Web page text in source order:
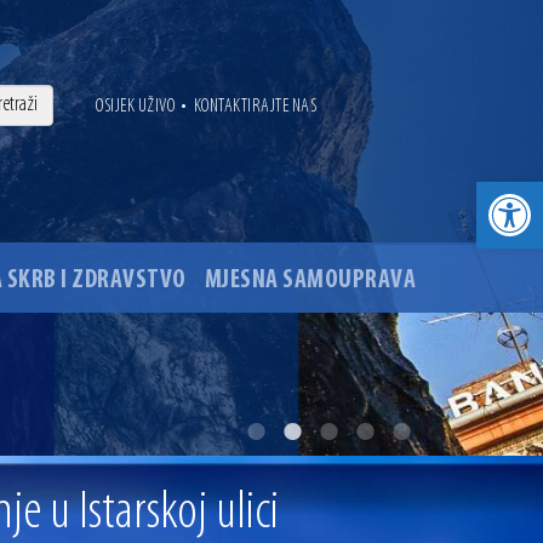
OSIJEK UŽIVO • KONTAKTIRAJTE NAS
SKRB I ZDRAVSTVO MJESNA SAMOUPRAVA
glavnog osječkog Trga Ante Starčevića
u Istarskoj ulici